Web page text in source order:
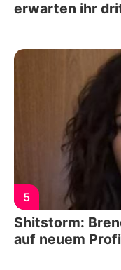
erwarten ihr
5
Shitstorm:
auf neuem